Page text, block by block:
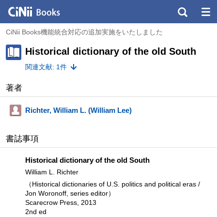
CiNii Books機能統合対応の追加実施をいたしました
Historical dictionary of the old South
関連文献: 1件
著者
Richter, William L. (William Lee)
書誌事項
Historical dictionary of the old South
William L. Richter
（Historical dictionaries of U.S. politics and political eras /
Jon Woronoff, series editor）
Scarecrow Press, 2013
2nd ed